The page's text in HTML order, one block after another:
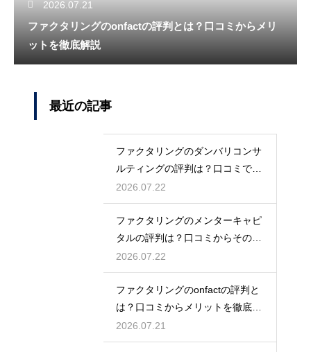
2026.07.21
ファクタリングのonfactの評判とは？口コミからメリ
ットを徹底解説
最近の記事
ファクタリングのダンバリコンサ
ルティングの評判は？口コミで実
態を解説
2026.07.22
ファクタリングのメンターキャピ
タルの評判は？口コミからその実
態を徹底解説
2026.07.22
ファクタリングのonfactの評判と
は？口コミからメリットを徹底解
説
2026.07.21